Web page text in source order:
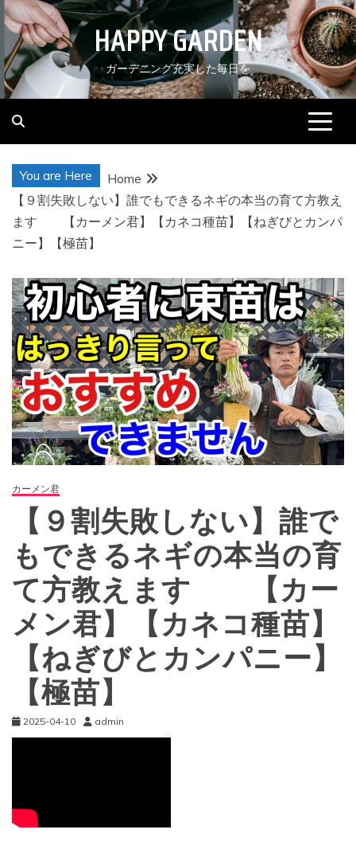
Skip
to
content
HAPPY GARDEN
ガーデニング充実した毎日を
You are Here
Home
【９割失敗しない】誰でもできるネギの本当の育て方教え
ます 【カーメン君】【カネコ種苗】【ねぎびとカンパ
ニー】【極苗】
カーメン君
【９割失敗しない】誰で
もできるネギの本当の育
て方教えます 【カー
メン君】【カネコ種苗】
【ねぎびとカンパニー】
【極苗】
2025-04-10 admin